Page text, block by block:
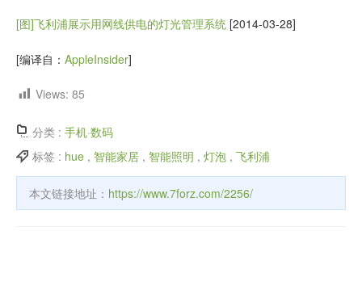
[图]飞利浦展示用网线供电的灯光管理系统 [2014-03-28]
[编译自： AppleInsider]
Views: 85
分类 : 手机·数码
标签 : hue , 智能家居 , 智能照明 , 灯泡 , 飞利浦
本文链接地址： https://www.7forz.com/2256/